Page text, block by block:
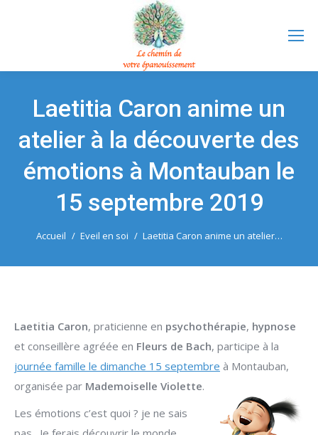
Laetitia Caron anime un
atelier à la découverte des
émotions à Montauban le
15 septembre 2019
Vous êtes ici :
Accueil Eveil en soi Laetitia Caron anime un atelier…
Laetitia Caron, praticienne en psychothérapie, hypnose
et conseillère agréée en Fleurs de Bach, participe à la
journée famille le dimanche 15 septembre à Montauban,
organisée par Mademoiselle Violette.
Les émotions c’est quoi ? je ne sais